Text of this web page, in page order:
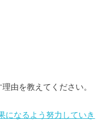
由を教えてください。
になるよう努力していき